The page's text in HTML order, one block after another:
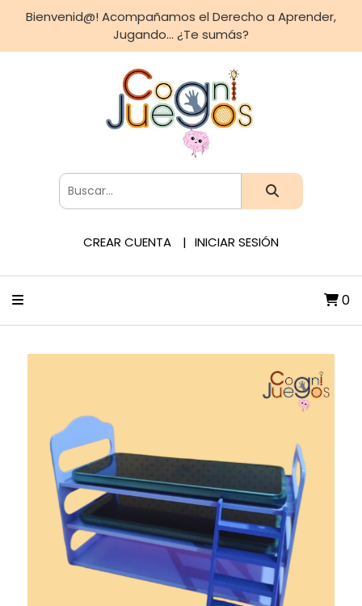
Bienvenid@! Acompañamos el Derecho a Aprender,
Jugando... ¿Te sumás?
CREAR CUENTA INICIAR SESIÓN
0